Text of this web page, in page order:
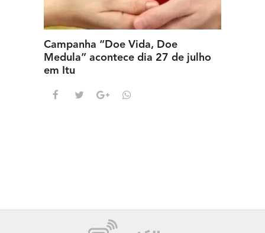
Campanha “Doe Vida, Doe
Medula” acontece dia 27 de julho
em Itu